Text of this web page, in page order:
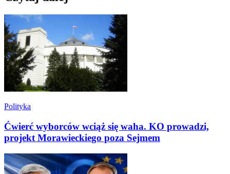
Polityka
Ćwierć wyborców wciąż się waha. KO prowadzi,
projekt Morawieckiego poza Sejmem